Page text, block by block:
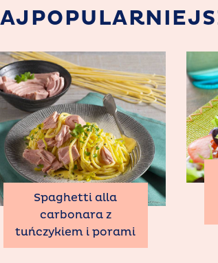
Spaghetti alla
carbonara z
tuńczykiem i porami